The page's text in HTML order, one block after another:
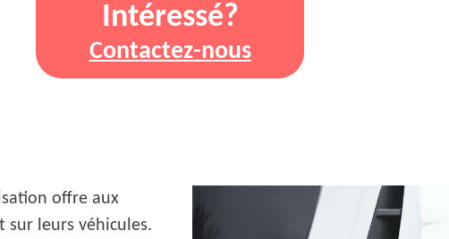
Intéressé?
Contactez-nous
offre aux
sur leurs véhicules.